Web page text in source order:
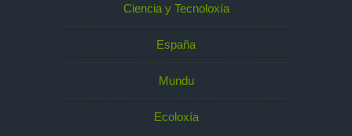
Ciencia y Tecnoloxía
España
Mundu
Ecoloxía